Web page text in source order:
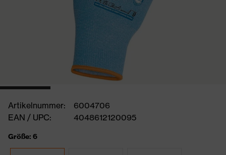
Artikelnummer:
6004706
EAN / UPC:
4048612120095
Größe: 6